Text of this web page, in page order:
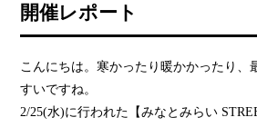
開催レポート
こんにちは。寒かったり暖かかったり、
すいですね。
2/25(水)に行われた【みなとみらい